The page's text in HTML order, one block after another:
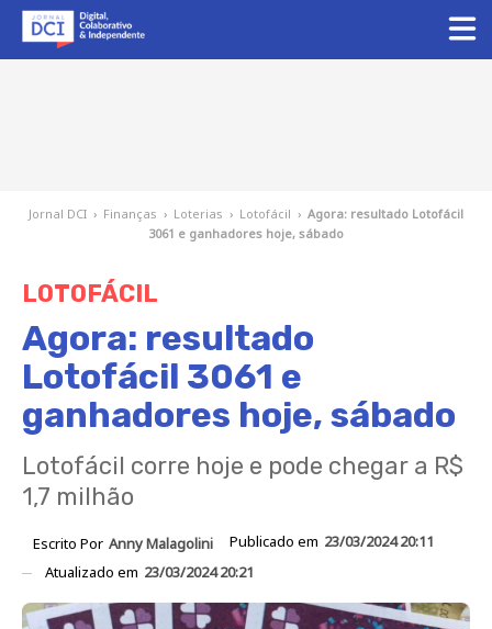
Jornal DCI › Finanças › Loterias › Lotofácil › Agora: resultado Lotofácil
3061 e ganhadores hoje, sábado
LOTOFÁCIL
Agora: resultado
Lotofácil 3061 e
ganhadores hoje, sábado
Lotofácil corre hoje e pode chegar a R$
1,7 milhão
Escrito Por Anny Malagolini Publicado em 23/03/2024 20:11
Atualizado em 23/03/2024 20:21